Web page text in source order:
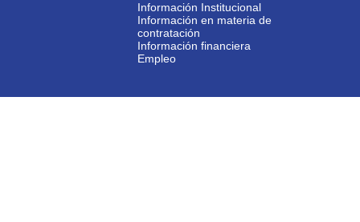
Información Institucional
Información en materia de
contratación
Información financiera
Empleo